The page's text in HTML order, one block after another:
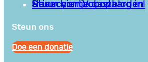
Privacy en Voorwaarden
Stuur hier je gastblog in!
Neem contact op
Steun ons
Doe een donatie